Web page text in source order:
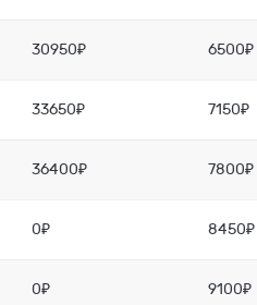
30950₽ 6500₽
33650₽ 7150₽
36400₽ 7800₽
0₽ 8450₽
0₽ 9100₽